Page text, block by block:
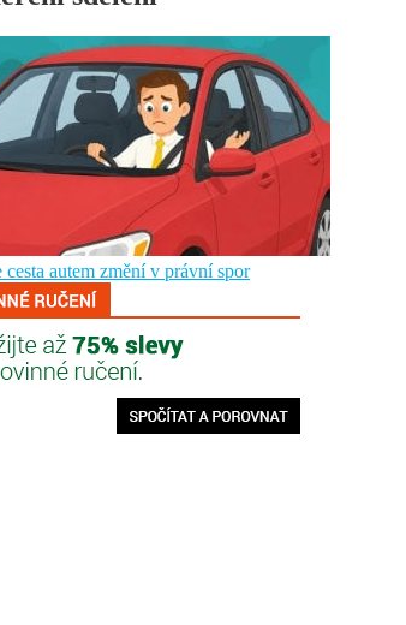
cesta autem změní v právní spor